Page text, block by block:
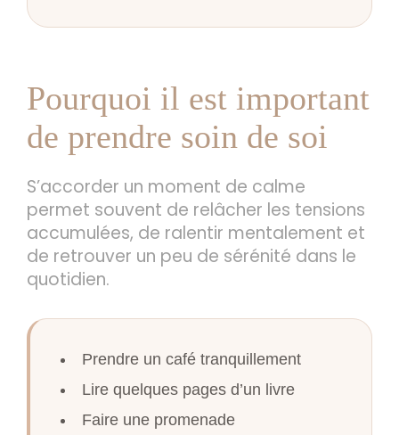
Pourquoi il est important
de prendre soin de soi
S’accorder un moment de calme
permet souvent de relâcher les tensions
accumulées, de ralentir mentalement et
de retrouver un peu de sérénité dans le
quotidien.
Prendre un café tranquillement
Lire quelques pages d’un livre
Faire une promenade